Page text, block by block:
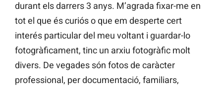
durant els darrers 3 anys. M’agrada fixar-me en
tot el que és curiós o que em desperte cert
interés particular del meu voltant i guardar-lo
fotogràficament, tinc un arxiu fotogràfic molt
divers. De vegades són fotos de caràcter
professional, per documentació, familiars,